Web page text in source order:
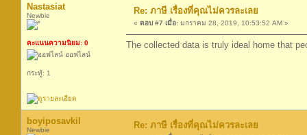
Nastasiat
Newbie
คะแนนความนิยม: 0
ออฟไลน์
กระทู้: 1
Re: ภาษี เรื่องที่คุณไม่ควรละเลย
« ตอบ #7 เมื่อ: มกราคม 28, 2019, 10:53:52 AM »
The collected data is truly ideal home that
boyiposavkil
Newbie Re: ภาษี เรื่องที่คุณไม่ควรละเลย